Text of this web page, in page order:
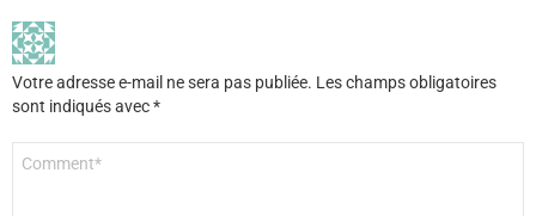
Votre adresse e-mail ne sera pas publiée. Les champs obligatoires
sont indiqués avec*